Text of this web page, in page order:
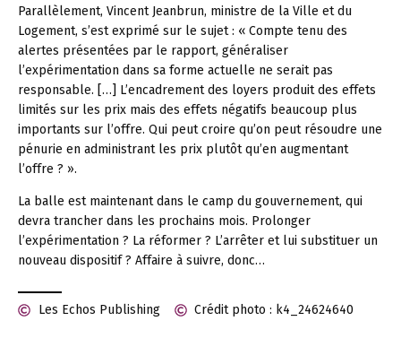
Parallèlement, Vincent Jeanbrun, ministre de la Ville et du
Logement, s’est exprimé sur le sujet : « Compte tenu des
alertes présentées par le rapport, généraliser
l’expérimentation dans sa forme actuelle ne serait pas
responsable. […] L’encadrement des loyers produit des effets
limités sur les prix mais des effets négatifs beaucoup plus
importants sur l’offre. Qui peut croire qu’on peut résoudre une
pénurie en administrant les prix plutôt qu’en augmentant
l’offre ? ».
La balle est maintenant dans le camp du gouvernement, qui
devra trancher dans les prochains mois. Prolonger
l’expérimentation ? La réformer ? L’arrêter et lui substituer un
nouveau dispositif ? Affaire à suivre, donc…
Les Echos Publishing Crédit photo : k4_24624640